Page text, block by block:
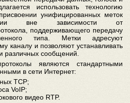
использовать технологию
унифицированных меток
вне зависимости от
поддерживающего передачу
типа. Метки адресуют
каналу и позволяют устанавливать
различных сообщений.
являются стандартными
в сети Интернет:
TCP;
VoIP;
видео RTP.